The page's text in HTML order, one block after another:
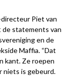
directeur Piet van
de statements van
en de
Maffia. “Dat
kant. Ze roepen
niets is gebeurd.